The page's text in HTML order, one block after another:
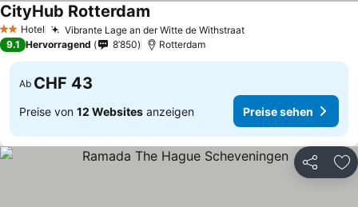
2 Sterne
Hotel Vibrante Lage an der Witte de WithstraatPreise sehen
CityHub Rotterdam
9.1 Hervorragend 8’850 Rotterdam
Ab CHF 43
Preise von 12 Websites anzeigen Preise sehen
Teilen